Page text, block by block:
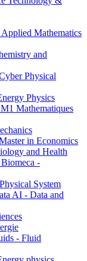
Mathematics
and
Physical
Physics
Mathematiques
in Economics
and Health
-
System
AI - Data and
- Fluid